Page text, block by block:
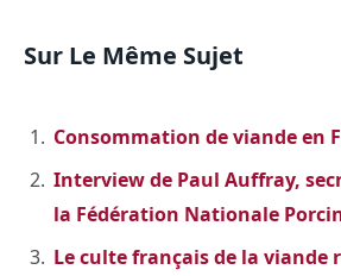
Sur Le Même Sujet
Consommation de viande en
Interview de Paul Auffray,
la Fédération Nationale
Le culte français de la viande